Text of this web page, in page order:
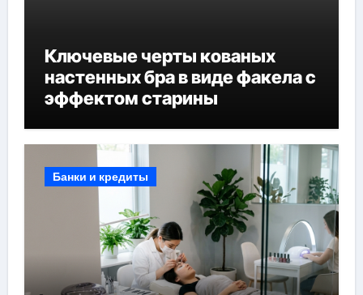
Ключевые черты кованых
настенных бра в виде факела с
эффектом старины
Банки и кредиты